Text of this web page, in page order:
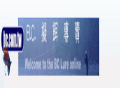
Skip
to
content